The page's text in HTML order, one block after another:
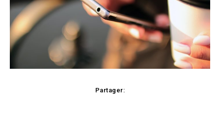
Partager: